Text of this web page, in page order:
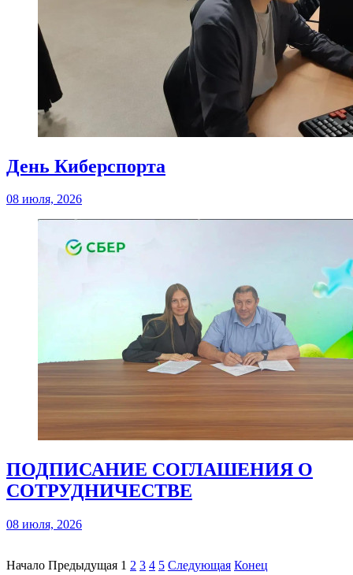
День Киберспорта
08 июля, 2026
ПОДПИСАНИЕ СОГЛАШЕНИЯ О
СОТРУДНИЧЕСТВЕ
08 июля, 2026
Начало Предыдущая 1 2 3 4 5 Следующая Конец